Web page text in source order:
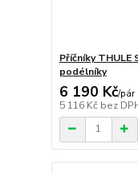
Příčníky THULE
podélníky
6 190 Kč/pár
5 116 Kč bez